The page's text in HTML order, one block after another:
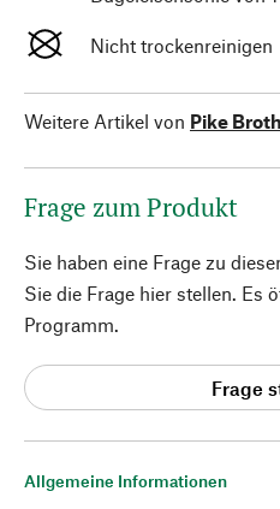
Allgemeine Informationen
Nicht trockenreinigen
Weitere Artikel von Pike
Frage zum Produkt
Sie haben eine Frage zu
Sie die Frage hier stellen. Es
Programm.
Frage